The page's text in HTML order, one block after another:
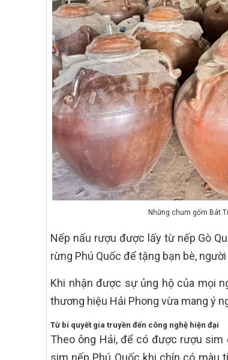
Những chum gốm Bát
Nếp nấu rượu được lấy từ nếp Gò
rừng Phú Quốc để tặng bạn bè, người
Khi nhận được sự ủng hộ của mọi
thương hiệu Hải Phong vừa mang ý
Từ bí quyết gia truyền đến công nghệ hiện đại
Theo ông Hải, để có được rượu sim
sim nếp Phú Quốc khi chín có màu